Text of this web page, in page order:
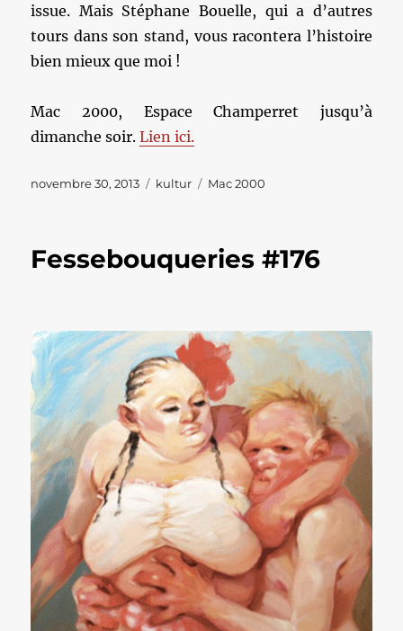
issue. Mais Stéphane Bouelle, qui a d’autres
tours dans son stand, vous racontera l’histoire
bien mieux que moi !
Mac 2000, Espace Champerret jusqu’à
dimanche soir.Lien ici.
Publié
novembre 30, 2013 Catégories
kultur Étiquettes
Mac 2000
Fessebouqueries #176